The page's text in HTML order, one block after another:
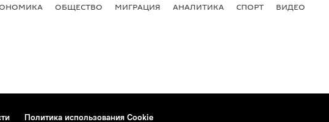
ОБЩЕСТВО МИГРАЦИЯ АНАЛИТИКА СПОРТ ВИДЕО
Политика использования Cookie